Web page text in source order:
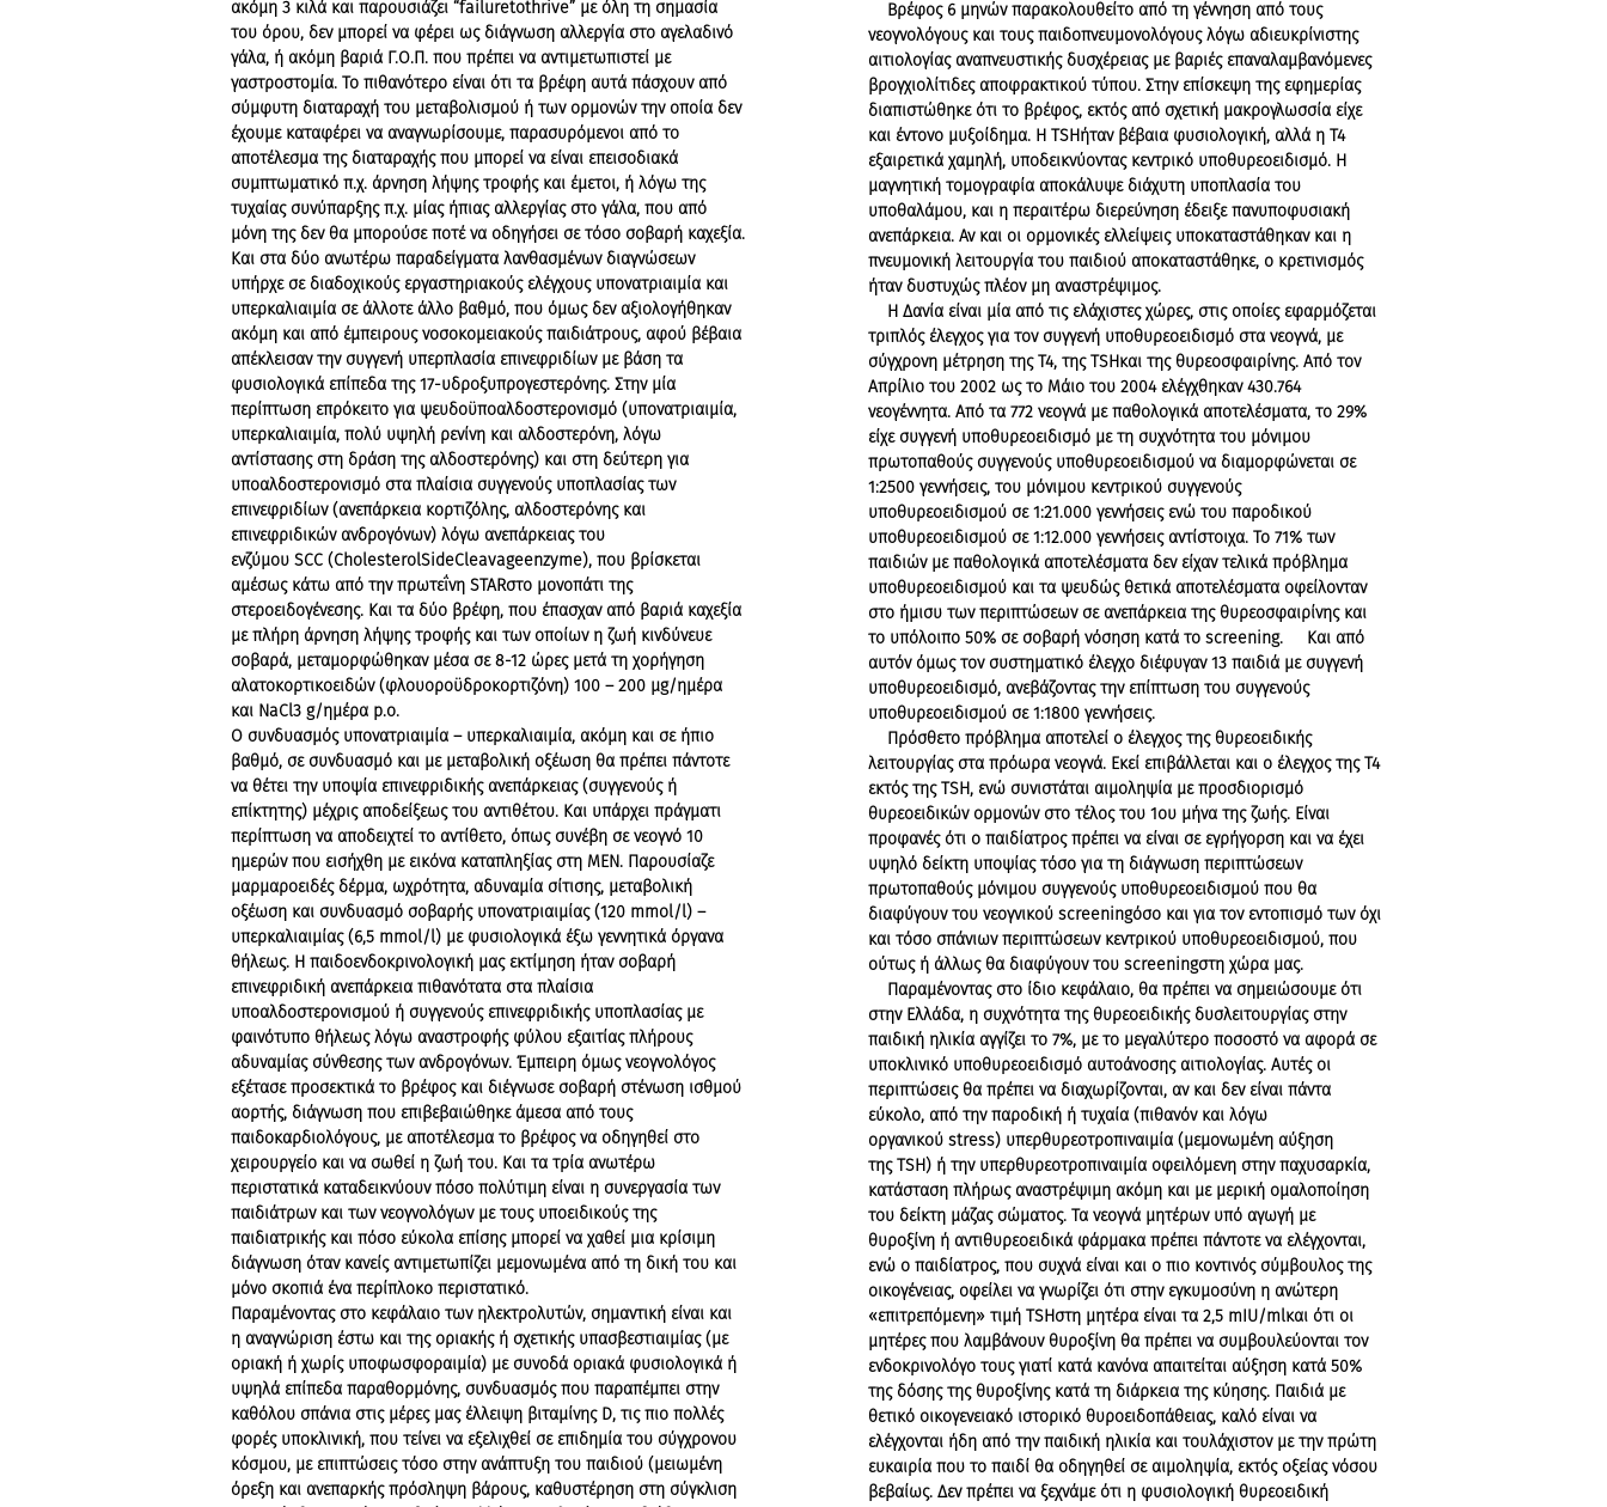
ακόμη 3 κιλά και παρουσιάζει “failuretothrive” με όλη τη σημασία
του όρου, δεν μπορεί να φέρει ως διάγνωση αλλεργία στο αγελαδινό
γάλα, ή ακόμη βαριά Γ.Ο.Π. που πρέπει να αντιμετωπιστεί με
γαστροστομία. Το πιθανότερο είναι ότι τα βρέφη αυτά πάσχουν από
σύμφυτη διαταραχή του μεταβολισμού ή των ορμονών την οποία δεν
έχουμε καταφέρει να αναγνωρίσουμε, παρασυρόμενοι από το
αποτέλεσμα της διαταραχής που μπορεί να είναι επεισοδιακά
συμπτωματικό π.χ. άρνηση λήψης τροφής και έμετοι, ή λόγω της
τυχαίας συνύπαρξης π.χ. μίας ήπιας αλλεργίας στο γάλα, που από
μόνη της δεν θα μπορούσε ποτέ να οδηγήσει σε τόσο σοβαρή καχεξία.
Και στα δύο ανωτέρω παραδείγματα λανθασμένων διαγνώσεων
υπήρχε σε διαδοχικούς εργαστηριακούς ελέγχους υπονατριαιμία και
υπερκαλιαιμία σε άλλοτε άλλο βαθμό, που όμως δεν αξιολογήθηκαν
ακόμη και από έμπειρους νοσοκομειακούς παιδιάτρους, αφού βέβαια
απέκλεισαν την συγγενή υπερπλασία επινεφριδίων με βάση τα
φυσιολογικά επίπεδα της 17-υδροξυπρογεστερόνης. Στην μία
περίπτωση επρόκειτο για ψευδοϋποαλδοστερονισμό (υπονατριαιμία,
υπερκαλιαιμία, πολύ υψηλή ρενίνη και αλδοστερόνη, λόγω
αντίστασης στη δράση της αλδοστερόνης) και στη δεύτερη για
υποαλδοστερονισμό στα πλαίσια συγγενούς υποπλασίας των
επινεφριδίων (ανεπάρκεια κορτιζόλης, αλδοστερόνης και
επινεφριδικών ανδρογόνων) λόγω ανεπάρκειας του
ενζύμου SCC (CholesterolSideCleavageenzyme), που βρίσκεται
αμέσως κάτω από την πρωτεΐνη STARστο μονοπάτι της
στεροειδογένεσης. Και τα δύο βρέφη, που έπασχαν από βαριά καχεξία
με πλήρη άρνηση λήψης τροφής και των οποίων η ζωή κινδύνευε
σοβαρά, μεταμορφώθηκαν μέσα σε 8-12 ώρες μετά τη χορήγηση
αλατοκορτικοειδών (φλουοροϋδροκορτιζόνη) 100 – 200 μg/ημέρα
και NaCl3 g/ημέρα p.o.
Ο συνδυασμός υπονατριαιμία – υπερκαλιαιμία, ακόμη και σε ήπιο
βαθμό, σε συνδυασμό και με μεταβολική οξέωση θα πρέπει πάντοτε
να θέτει την υποψία επινεφριδικής ανεπάρκειας (συγγενούς ή
επίκτητης) μέχρις αποδείξεως του αντιθέτου. Και υπάρχει πράγματι
περίπτωση να αποδειχτεί το αντίθετο, όπως συνέβη σε νεογνό 10
ημερών που εισήχθη με εικόνα καταπληξίας στη ΜΕΝ. Παρουσίαζε
μαρμαροειδές δέρμα, ωχρότητα, αδυναμία σίτισης, μεταβολική
οξέωση και συνδυασμό σοβαρής υπονατριαιμίας (120 mmol/l) –
υπερκαλιαιμίας (6,5 mmol/l) με φυσιολογικά έξω γεννητικά όργανα
θήλεως. Η παιδοενδοκρινολογική μας εκτίμηση ήταν σοβαρή
επινεφριδική ανεπάρκεια πιθανότατα στα πλαίσια
υποαλδοστερονισμού ή συγγενούς επινεφριδικής υποπλασίας με
φαινότυπο θήλεως λόγω αναστροφής φύλου εξαιτίας πλήρους
αδυναμίας σύνθεσης των ανδρογόνων. Έμπειρη όμως νεογνολόγος
εξέτασε προσεκτικά το βρέφος και διέγνωσε σοβαρή στένωση ισθμού
αορτής, διάγνωση που επιβεβαιώθηκε άμεσα από τους
παιδοκαρδιολόγους, με αποτέλεσμα το βρέφος να οδηγηθεί στο
χειρουργείο και να σωθεί η ζωή του. Και τα τρία ανωτέρω
περιστατικά καταδεικνύουν πόσο πολύτιμη είναι η συνεργασία των
παιδιάτρων και των νεογνολόγων με τους υποειδικούς της
παιδιατρικής και πόσο εύκολα επίσης μπορεί να χαθεί μια κρίσιμη
διάγνωση όταν κανείς αντιμετωπίζει μεμονωμένα από τη δική του και
μόνο σκοπιά ένα περίπλοκο περιστατικό.
Παραμένοντας στο κεφάλαιο των ηλεκτρολυτών, σημαντική είναι και
η αναγνώριση έστω και της οριακής ή σχετικής υπασβεστιαιμίας (με
οριακή ή χωρίς υποφωσφοραιμία) με συνοδά οριακά φυσιολογικά ή
υψηλά επίπεδα παραθορμόνης, συνδυασμός που παραπέμπει στην
καθόλου σπάνια στις μέρες μας έλλειψη βιταμίνης D, τις πιο πολλές
φορές υποκλινική, που τείνει να εξελιχθεί σε επιδημία του σύγχρονου
κόσμου, με επιπτώσεις τόσο στην ανάπτυξη του παιδιού (μειωμένη
όρεξη και ανεπαρκής πρόσληψη βάρους, καθυστέρηση στη σύγκλιση
Βρέφος 6 μηνών παρακολουθείτο από τη γέννηση από τους
νεογνολόγους και τους παιδοπνευμονολόγους λόγω αδιευκρίνιστης
αιτιολογίας αναπνευστικής δυσχέρειας με βαριές επαναλαμβανόμενες
βρογχιολίτιδες αποφρακτικού τύπου. Στην επίσκεψη της εφημερίας
διαπιστώθηκε ότι το βρέφος, εκτός από σχετική μακρογλωσσία είχε
και έντονο μυξοίδημα. Η TSHήταν βέβαια φυσιολογική, αλλά η Τ4
εξαιρετικά χαμηλή, υποδεικνύοντας κεντρικό υποθυρεοειδισμό. Η
μαγνητική τομογραφία αποκάλυψε διάχυτη υποπλασία του
υποθαλάμου, και η περαιτέρω διερεύνηση έδειξε πανυποφυσιακή
ανεπάρκεια. Αν και οι ορμονικές ελλείψεις υποκαταστάθηκαν και η
πνευμονική λειτουργία του παιδιού αποκαταστάθηκε, ο κρετινισμός
ήταν δυστυχώς πλέον μη αναστρέψιμος.
Η Δανία είναι μία από τις ελάχιστες χώρες, στις οποίες εφαρμόζεται
τριπλός έλεγχος για τον συγγενή υποθυρεοειδισμό στα νεογνά, με
σύγχρονη μέτρηση της Τ4, της TSHκαι της θυρεοσφαιρίνης. Από τον
Απρίλιο του 2002 ως το Μάιο του 2004 ελέγχθηκαν 430.764
νεογέννητα. Από τα 772 νεογνά με παθολογικά αποτελέσματα, το 29%
είχε συγγενή υποθυρεοειδισμό με τη συχνότητα του μόνιμου
πρωτοπαθούς συγγενούς υποθυρεοειδισμού να διαμορφώνεται σε
1:2500 γεννήσεις, του μόνιμου κεντρικού συγγενούς
υποθυρεοειδισμού σε 1:21.000 γεννήσεις ενώ του παροδικού
υποθυρεοειδισμού σε 1:12.000 γεννήσεις αντίστοιχα. Το 71% των
παιδιών με παθολογικά αποτελέσματα δεν είχαν τελικά πρόβλημα
υποθυρεοειδισμού και τα ψευδώς θετικά αποτελέσματα οφείλονταν
στο ήμισυ των περιπτώσεων σε ανεπάρκεια της θυρεοσφαιρίνης και
το υπόλοιπο 50% σε σοβαρή νόσηση κατά το screening. Και από
αυτόν όμως τον συστηματικό έλεγχο διέφυγαν 13 παιδιά με συγγενή
υποθυρεοειδισμό, ανεβάζοντας την επίπτωση του συγγενούς
υποθυρεοειδισμού σε 1:1800 γεννήσεις.
Πρόσθετο πρόβλημα αποτελεί ο έλεγχος της θυρεοειδικής
λειτουργίας στα πρόωρα νεογνά. Εκεί επιβάλλεται και ο έλεγχος της Τ4
εκτός της TSH, ενώ συνιστάται αιμοληψία με προσδιορισμό
θυρεοειδικών ορμονών στο τέλος του 1ου μήνα της ζωής. Είναι
προφανές ότι ο παιδίατρος πρέπει να είναι σε εγρήγορση και να έχει
υψηλό δείκτη υποψίας τόσο για τη διάγνωση περιπτώσεων
πρωτοπαθούς μόνιμου συγγενούς υποθυρεοειδισμού που θα
διαφύγουν του νεογνικού screeningόσο και για τον εντοπισμό των όχι
και τόσο σπάνιων περιπτώσεων κεντρικού υποθυρεοειδισμού, που
ούτως ή άλλως θα διαφύγουν του screeningστη χώρα μας.
Παραμένοντας στο ίδιο κεφάλαιο, θα πρέπει να σημειώσουμε ότι
στην Ελλάδα, η συχνότητα της θυρεοειδικής δυσλειτουργίας στην
παιδική ηλικία αγγίζει το 7%, με το μεγαλύτερο ποσοστό να αφορά σε
υποκλινικό υποθυρεοειδισμό αυτοάνοσης αιτιολογίας. Αυτές οι
περιπτώσεις θα πρέπει να διαχωρίζονται, αν και δεν είναι πάντα
εύκολο, από την παροδική ή τυχαία (πιθανόν και λόγω
οργανικού stress) υπερθυρεοτροπιναιμία (μεμονωμένη αύξηση
της TSH) ή την υπερθυρεοτροπιναιμία οφειλόμενη στην παχυσαρκία,
κατάσταση πλήρως αναστρέψιμη ακόμη και με μερική ομαλοποίηση
του δείκτη μάζας σώματος. Τα νεογνά μητέρων υπό αγωγή με
θυροξίνη ή αντιθυρεοειδικά φάρμακα πρέπει πάντοτε να ελέγχονται,
ενώ ο παιδίατρος, που συχνά είναι και ο πιο κοντινός σύμβουλος της
οικογένειας, οφείλει να γνωρίζει ότι στην εγκυμοσύνη η ανώτερη
«επιτρεπόμενη» τιμή TSHστη μητέρα είναι τα 2,5 mIU/mlκαι ότι οι
μητέρες που λαμβάνουν θυροξίνη θα πρέπει να συμβουλεύονται τον
ενδοκρινολόγο τους γιατί κατά κανόνα απαιτείται αύξηση κατά 50%
της δόσης της θυροξίνης κατά τη διάρκεια της κύησης. Παιδιά με
θετικό οικογενειακό ιστορικό θυροειδοπάθειας, καλό είναι να
ελέγχονται ήδη από την παιδική ηλικία και τουλάχιστον με την πρώτη
ευκαιρία που το παιδί θα οδηγηθεί σε αιμοληψία, εκτός οξείας νόσου
βεβαίως. Δεν πρέπει να ξεχνάμε ότι η φυσιολογική θυρεοειδική